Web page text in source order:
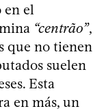
el
“centrão”,
que no tienen
suelen
Esta
en más, un